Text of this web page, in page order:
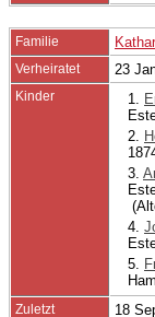
Familie
Verheiratet 23
Kinder 1.
2.
3.
4.
5.
Zuletzt
18